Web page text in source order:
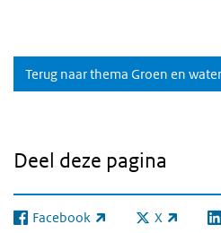
Terug naar thema Groen en water
Deel deze pagina
Facebook
(externe link) X
(externe link)